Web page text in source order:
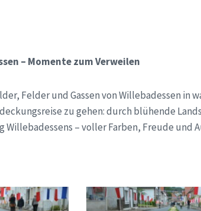
– Momente zum Verweilen
Felder und Gassen von Willebadessen
zu gehen: durch blühende
– voller Farben, Freude und